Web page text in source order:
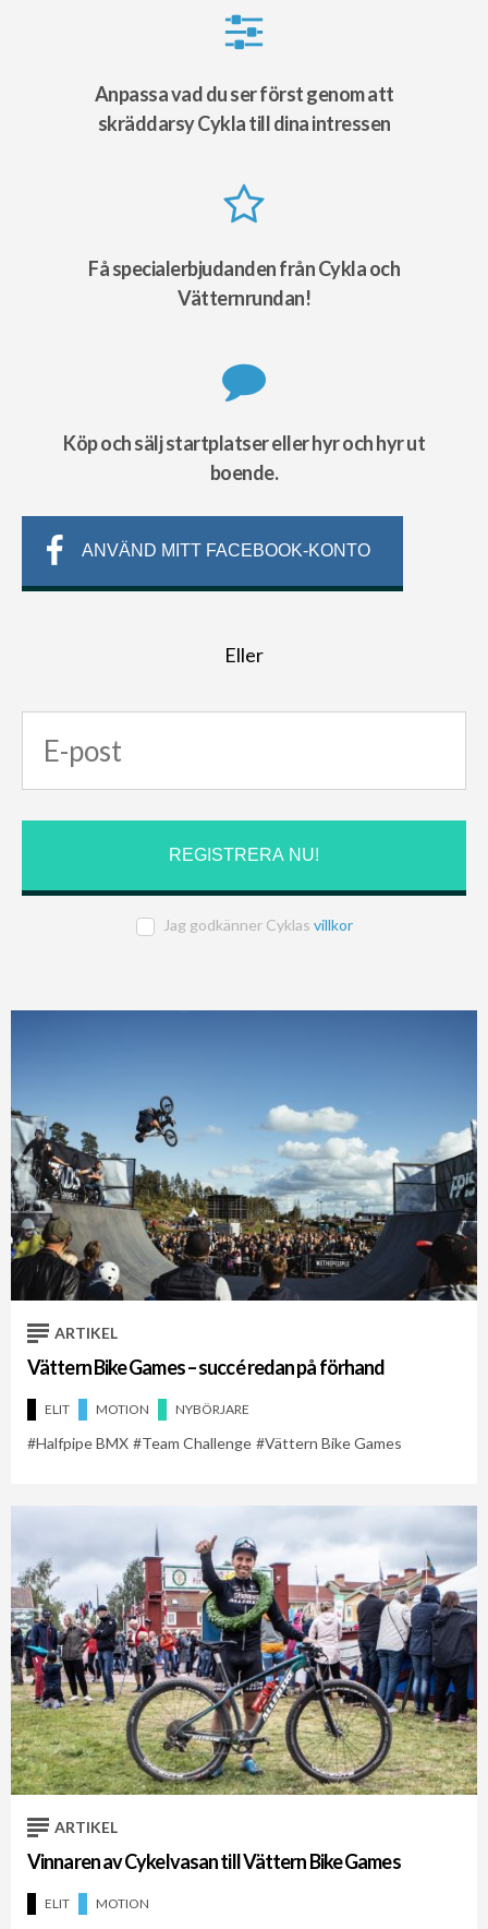
Anpassa vad du ser först genom att
skräddarsy Cykla till dina intressen
Få specialerbjudanden från Cykla och
Vätternrundan!
Köp och sälj startplatser eller hyr och hyr ut
boende.
ANVÄND MITT FACEBOOK-KONTO
Eller
Jag godkänner Cyklas villkor
ARTIKEL
Vättern Bike Games – succé redan på förhand
ELIT MOTION NYBÖRJARE
Halfpipe BMX Team Challenge Vättern Bike Games
ARTIKEL
Vinnaren av Cykelvasan till Vättern Bike Games
ELIT MOTION